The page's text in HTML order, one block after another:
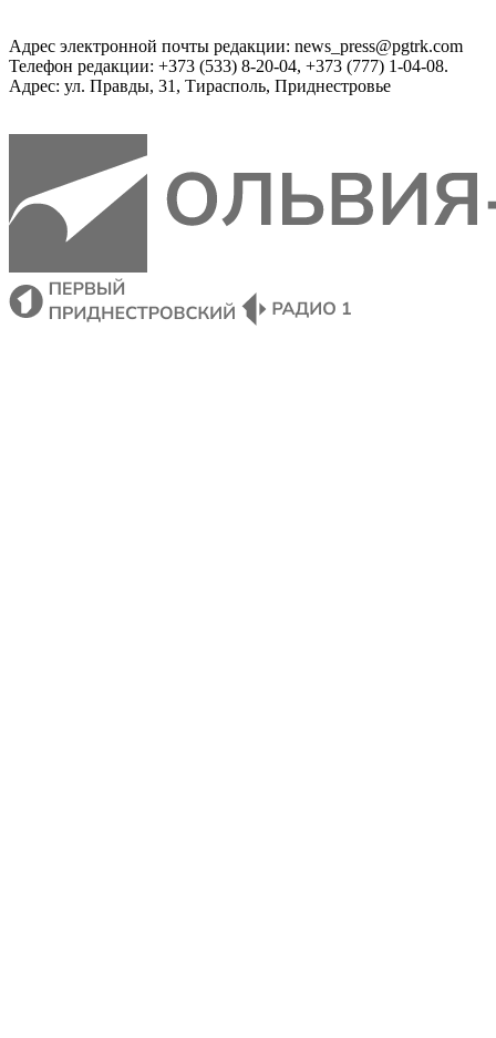
Адрес электронной почты редакции: news_press@pgtrk.com
Телефон редакции: +373 (533) 8-20-04, +373 (777) 1-04-08.
Адрес: ул. Правды, 31, Тирасполь, Приднестровье